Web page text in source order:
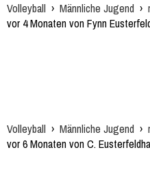
Volleyball › Männliche Jugend ›
vor 4 Monaten von Fynn
Volleyball › Männliche Jugend ›
vor 6 Monaten von C.